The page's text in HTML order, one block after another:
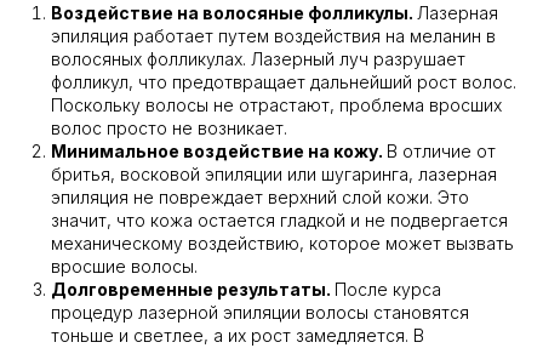
Воздействие на волосяные фолликулы. Лазерная
эпиляция работает путем воздействия на меланин в
волосяных фолликулах. Лазерный луч разрушает
фолликул, что предотвращает дальнейший рост волос.
Поскольку волосы не отрастают, проблема вросших
волос просто не возникает.
Минимальное воздействие на кожу. В отличие от
бритья, восковой эпиляции или шугаринга, лазерная
эпиляция не повреждает верхний слой кожи. Это
значит, что кожа остается гладкой и не подвергается
механическому воздействию, которое может вызвать
вросшие волосы.
Долговременные результаты. После курса
процедур лазерной эпиляции волосы становятся
тоньше и светлее, а их рост замедляется. В